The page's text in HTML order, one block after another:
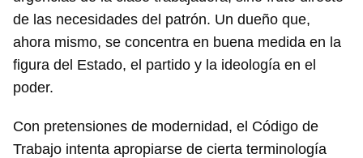
de las necesidades del patrón. Un dueño que,
ahora mismo, se concentra en buena medida en la
figura del Estado, el partido y la ideología en el
poder.
Con pretensiones de modernidad, el Código de
Trabajo intenta apropiarse de cierta terminología